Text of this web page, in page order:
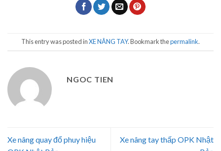
This entry was posted inXE NÂNG TAY. Bookmark thepermalink.
NGOC TIEN
Xe nâng quay đổ phuy hiệu
Xe nâng tay thấp OPK Nhật